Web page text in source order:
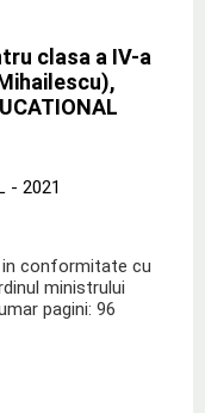
clasa a IV-a
- 2021
conformitate cu
ministrului
pagini: 96